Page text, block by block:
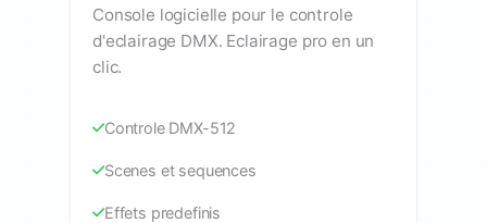
Console logicielle pour le controle
d'eclairage DMX. Eclairage pro en un
clic.
Controle DMX-512
Scenes et sequences
Effets predefinis